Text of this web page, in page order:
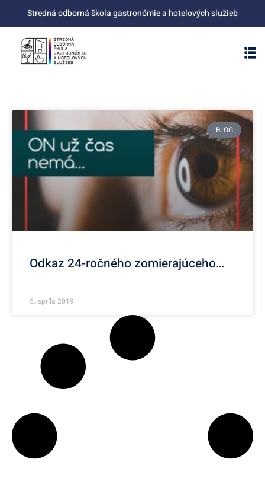
Stredná odborná škola gastronómie a hotelových služieb
BLOG
Odkaz 24-ročného zomierajúceho…
5. apríla 2019